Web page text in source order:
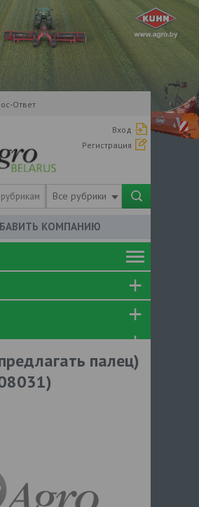
Ответ
Вход
Регистрация
Все рубрики
КОМПАНИЮ
палец)